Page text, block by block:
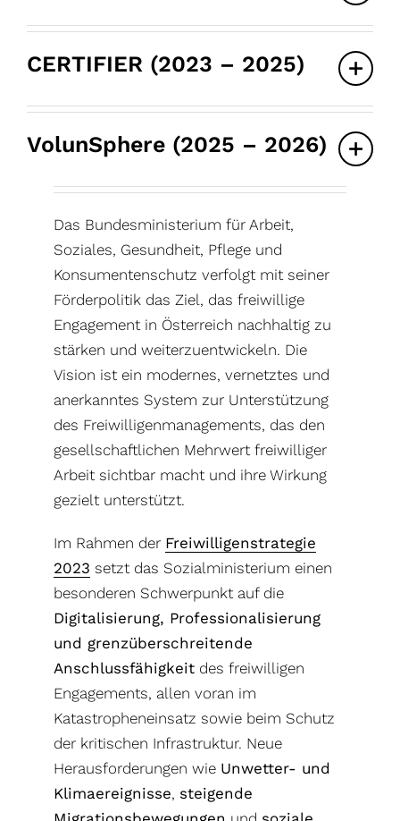
CERTIFIER (2023 – 2025)
VolunSphere (2025 – 2026)
Das Bundesministerium für Arbeit,
Soziales, Gesundheit, Pflege und
Konsumentenschutz verfolgt mit seiner
Förderpolitik das Ziel, das freiwillige
Engagement in Österreich nachhaltig zu
stärken und weiterzuentwickeln. Die
Vision ist ein modernes, vernetztes und
anerkanntes System zur Unterstützung
des Freiwilligenmanagements, das den
gesellschaftlichen Mehrwert freiwilliger
Arbeit sichtbar macht und ihre Wirkung
gezielt unterstützt.
Im Rahmen der Freiwilligenstrategie
2023 setzt das Sozialministerium einen
besonderen Schwerpunkt auf die
Digitalisierung, Professionalisierung
und grenzüberschreitende
Anschlussfähigkeit des freiwilligen
Engagements, allen voran im
Katastropheneinsatz sowie beim Schutz
der kritischen Infrastruktur. Neue
Herausforderungen wie Unwetter- und
Klimaereignisse, steigende